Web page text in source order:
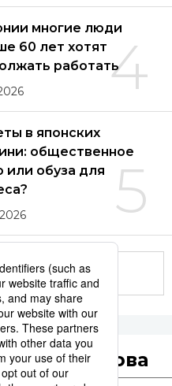
4
многие люди
60 лет хотят
работать
5
в японских
общественное
или обуза для
по теме
слова